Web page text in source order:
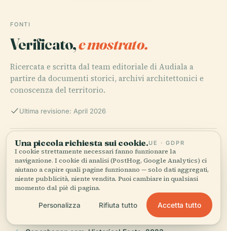
FONTI
Verificato,e mostrato.
Ricercata e scritta dal team editoriale di Audiala a
partire da documenti storici, archivi architettonici e
conoscenza del territorio.
Ultima revisione: April 2026
Wikipedia: List of squares in Copenhagen, 2023,
Wikipedia contributors
DTU History, 2023, Technical University of Denmark
Una piccola richiesta sui cookie.UE · GDPR
I cookie strettamente necessari fanno funzionare la
navigazione. I cookie di analisi (PostHog, Google Analytics) ci
aiutano a capire quali pagine funzionano — solo dati aggregati,
niente pubblicità, niente vendita. Puoi cambiare in qualsiasi
momento dal piè di pagina.
Personalizza Rifiuta tutto Accetta tutto